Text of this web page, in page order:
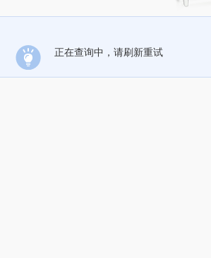
正在查询中，请刷新重试